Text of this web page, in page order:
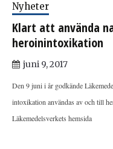
Nyheter
Klart att använda
heroinintoxikation
juni 9, 2017
Den 9 juni i år godkände
intoxikation användas av och till
Läkemedelsverkets hemsida